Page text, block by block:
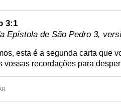
3:1
Epístola de São Pedro 3,
esta é a segunda carta que
vossas recordações para